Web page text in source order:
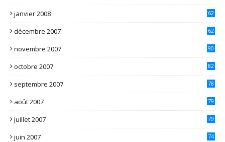
janvier 2008 62
décembre 2007 62
novembre 2007 90
octobre 2007 82
septembre 2007 78
août 2007 79
juillet 2007 79
juin 2007 74